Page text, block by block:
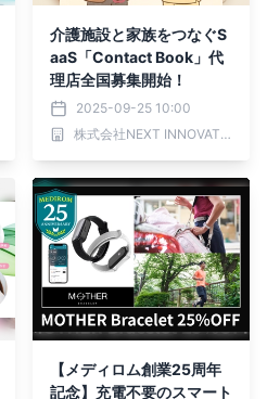
介護施設と家族をつなぐS
aaS「Contact Book」代
理店全国募集開始！
2025-09-25 10:00
株式会社NEXT INNOVATION
【メディロム創業25周年
記念】充電不要のスマート